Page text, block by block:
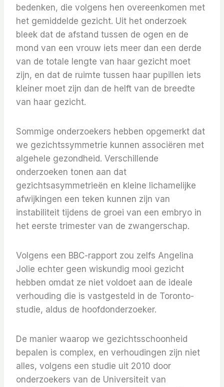
bedenken, die volgens hen overeenkomen met
het gemiddelde gezicht. Uit het onderzoek
bleek dat de afstand tussen de ogen en de
mond van een vrouw iets meer dan een derde
van de totale lengte van haar gezicht moet
zijn, en dat de ruimte tussen haar pupillen iets
kleiner moet zijn dan de helft van de breedte
van haar gezicht.
Sommige onderzoekers hebben opgemerkt dat
we gezichtssymmetrie kunnen associëren met
algehele gezondheid. Verschillende
onderzoeken tonen aan dat
gezichtsasymmetrieën en kleine lichamelijke
afwijkingen een teken kunnen zijn van
instabiliteit tijdens de groei van een embryo in
het eerste trimester van de zwangerschap.
Volgens een BBC-rapport zou zelfs Angelina
Jolie echter geen wiskundig mooi gezicht
hebben omdat ze niet voldoet aan de ideale
verhouding die is vastgesteld in de Toronto-
studie, aldus de hoofdonderzoeker.
De manier waarop we gezichtsschoonheid
bepalen is complex, en verhoudingen zijn niet
alles, volgens een studie uit 2010 door
onderzoekers van de Universiteit van